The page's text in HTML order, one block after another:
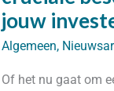
jouw
Algemeen,
Of het nu gaat om